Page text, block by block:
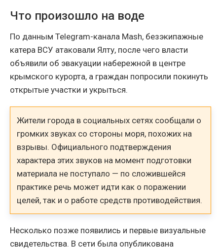
Что произошло на воде
По данным Telegram-канала Mash, безэкипажные
катера ВСУ атаковали Ялту, после чего власти
объявили об эвакуации набережной в центре
крымского курорта, а граждан попросили покинуть
открытые участки и укрыться.
Жители города в социальных сетях сообщали о
громких звуках со стороны моря, похожих на
взрывы. Официального подтверждения
характера этих звуков на момент подготовки
материала не поступало — по сложившейся
практике речь может идти как о поражении
целей, так и о работе средств противодействия.
Несколько позже появились и первые визуальные
свидетельства. В сети была опубликована